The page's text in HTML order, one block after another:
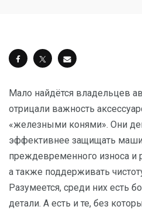
Мало найдётся владельцев
отрицали важность
«железными конями». Они
эффективнее защищать
преждевременного износа и
а также поддерживать
Разумеется, среди них есть
детали. А есть и те, без